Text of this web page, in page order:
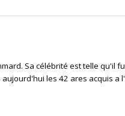
Sa célébrité est telle qu'il
aujourd'hui les 42 ares acquis a